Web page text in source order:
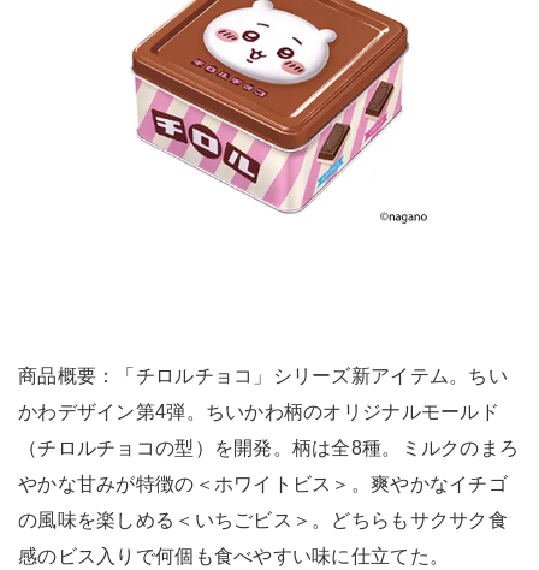
商品概要：「チロルチョコ」シリーズ新アイテム。ちい
かわデザイン第4弾。ちいかわ柄のオリジナルモールド
（チロルチョコの型）を開発。柄は全8種。ミルクのまろ
やかな甘みが特徴の＜ホワイトビス＞。爽やかなイチゴ
の風味を楽しめる＜いちごビス＞。どちらもサクサク食
感のビス入りで何個も食べやすい味に仕立てた。